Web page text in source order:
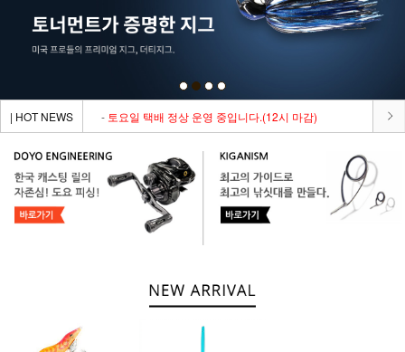
| HOT NEWS - 토요일 택배 정상 운영 중입니다.(12시 마감)